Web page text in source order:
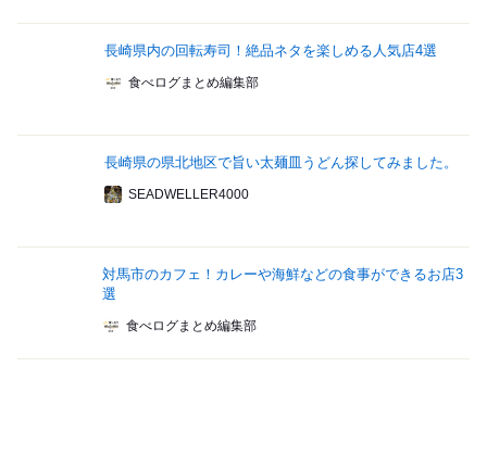
長崎県内の回転寿司！絶品ネタを楽しめる人気店4選
食べログまとめ編集部
長崎県の県北地区で旨い太麺皿うどん探してみました。
SEADWELLER4000
対馬市のカフェ！カレーや海鮮などの食事ができるお店3
選
食べログまとめ編集部